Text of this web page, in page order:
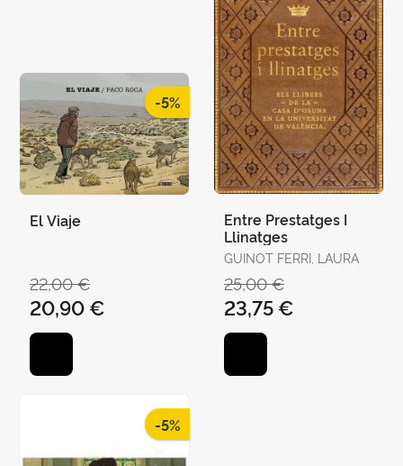
-5%
El Viaje
22,00 €
20,90 €
Entre Prestatges I
Llinatges
GUINOT FERRI, LAURA
25,00 €
23,75 €
-5%